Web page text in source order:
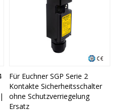
Für Euchner SGP Serie 2
Kontakte Sicherheitsschalter
ohne Schutzverriegelung
Ersatz